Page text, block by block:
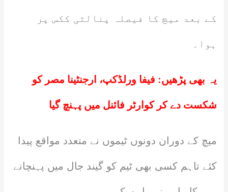
کے بعد میچ کا فیصلہ پنالٹی ککس پر
ہوا۔
یہ بھی پڑھیں: فیفا ورلڈکپ، ارجنٹینا مصر کو
شکست دے کر کوارٹر فائنل میں پہنچ گیا
میچ کے دوران دونوں ٹیموں نے متعدد مواقع پیدا
کئے تاہم کسی بھی ٹیم کو گیند جال میں پہنچانے